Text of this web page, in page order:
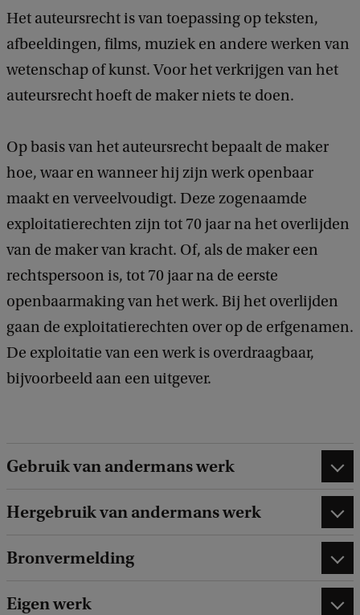
Het auteursrecht is van toepassing op teksten,
afbeeldingen, films, muziek en andere werken van
wetenschap of kunst. Voor het verkrijgen van het
auteursrecht hoeft de maker niets te doen.
Op basis van het auteursrecht bepaalt de maker
hoe, waar en wanneer hij zijn werk openbaar
maakt en verveelvoudigt. Deze zogenaamde
exploitatierechten zijn tot 70 jaar na het overlijden
van de maker van kracht. Of, als de maker een
rechtspersoon is, tot 70 jaar na de eerste
openbaarmaking van het werk. Bij het overlijden
gaan de exploitatierechten over op de erfgenamen.
De exploitatie van een werk is overdraagbaar,
bijvoorbeeld aan een uitgever.
Gebruik van andermans werk
Hergebruik van andermans werk
Bronvermelding
Eigen werk